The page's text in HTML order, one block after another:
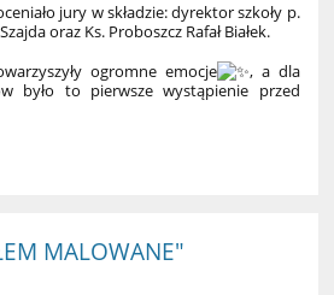
jury w składzie: dyrektor szkoły p.
oraz Ks. Proboszcz Rafał Białek.
ogromne emocje
, a dla
było to pierwsze wystąpienie przed
MALOWANE"